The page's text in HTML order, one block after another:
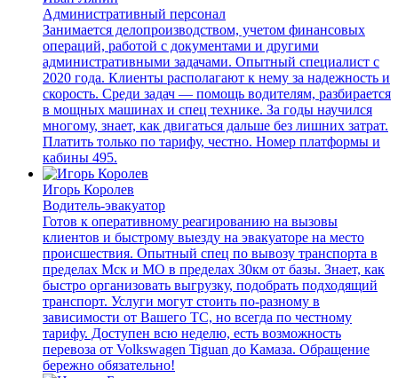
Административный персонал
Занимается делопроизводством, учетом финансовых
операций, работой с документами и другими
административными задачами. Опытный специалист с
2020 года. Клиенты располагают к нему за надежность и
скорость. Среди задач — помощь водителям, разбирается
в мощных машинах и спец технике. За годы научился
многому, знает, как двигаться дальше без лишних затрат.
Платить только по тарифу, честно. Номер платформы и
кабины 495.
Игорь Королев
Водитель-эвакуатор
Готов к оперативному реагированию на вызовы
клиентов и быстрому выезду на эвакуаторе на место
происшествия. Опытный спец по вывозу транспорта в
пределах Мск и МО в пределах 30км от базы. Знает, как
быстро организовать выгрузку, подобрать подходящий
транспорт. Услуги могут стоить по-разному в
зависимости от Вашего ТС, но всегда по честному
тарифу. Доступен всю неделю, есть возможность
перевоза от Volkswagen Tiguan до Камаза. Обращение
бережно обязательно!